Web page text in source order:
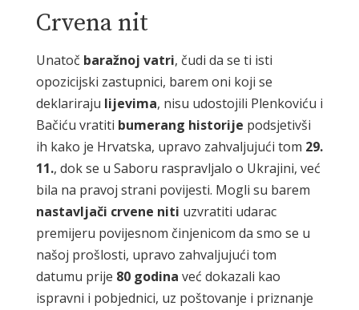
Crvena nit
Unatoč baražnoj vatri, čudi da se ti isti
opozicijski zastupnici, barem oni koji se
deklariraju lijevima, nisu udostojili Plenkoviću i
Bačiću vratiti bumerang historije podsjetivši
ih kako je Hrvatska, upravo zahvaljujući tom 29.
11., dok se u Saboru raspravljalo o Ukrajini, već
bila na pravoj strani povijesti. Mogli su barem
nastavljači crvene niti uzvratiti udarac
premijeru povijesnom činjenicom da smo se u
našoj prošlosti, upravo zahvaljujući tom
datumu prije 80 godina već dokazali kao
ispravni i pobjednici, uz poštovanje i priznanje